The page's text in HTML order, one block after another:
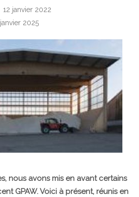
12 janvier 2022
2025
nous avons mis en avant certains
GPAW. Voici à présent, réunis en